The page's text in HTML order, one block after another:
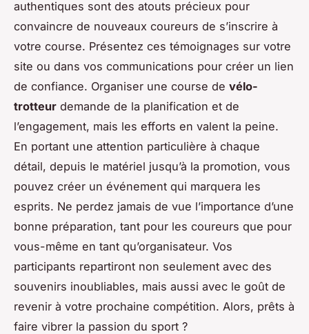
authentiques sont des atouts précieux pour
convaincre de nouveaux coureurs de s’inscrire à
votre course. Présentez ces témoignages sur votre
site ou dans vos communications pour créer un lien
de confiance. Organiser une course de vélo-
trotteur demande de la planification et de
l’engagement, mais les efforts en valent la peine.
En portant une attention particulière à chaque
détail, depuis le matériel jusqu’à la promotion, vous
pouvez créer un événement qui marquera les
esprits. Ne perdez jamais de vue l’importance d’une
bonne préparation, tant pour les coureurs que pour
vous-même en tant qu’organisateur. Vos
participants repartiront non seulement avec des
souvenirs inoubliables, mais aussi avec le goût de
revenir à votre prochaine compétition. Alors, prêts à
faire vibrer la passion du sport ?